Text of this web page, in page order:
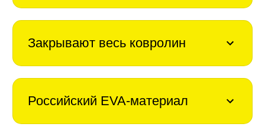
Закрывают весь ковролин
Российский EVA-материал